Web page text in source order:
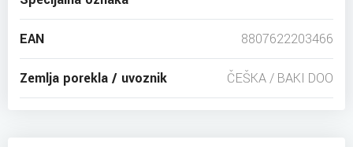
EAN 8807622203466
Zemlja porekla / uvoznik ČEŠKA / BAKI DOO